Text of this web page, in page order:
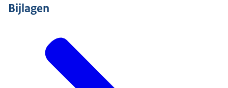
Bijlagen